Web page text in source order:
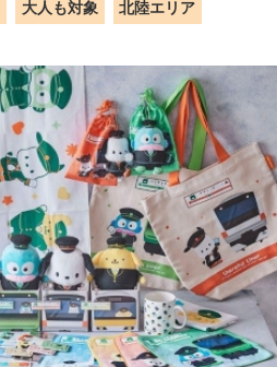
大人も対象 北陸エリア